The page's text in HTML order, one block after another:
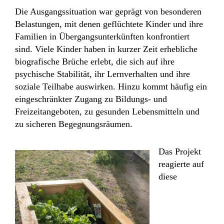
Die Ausgangssituation war geprägt von besonderen
Belastungen, mit denen geflüchtete Kinder und ihre
Familien in Übergangsunterkünften konfrontiert
sind. Viele Kinder haben in kurzer Zeit erhebliche
biografische Brüche erlebt, die sich auf ihre
psychische Stabilität, ihr Lernverhalten und ihre
soziale Teilhabe auswirken. Hinzu kommt häufig ein
eingeschränkter Zugang zu Bildungs- und
Freizeitangeboten, zu gesunden Lebensmitteln und
zu sicheren Begegnungsräumen.
Das Projekt
reagierte auf
diese